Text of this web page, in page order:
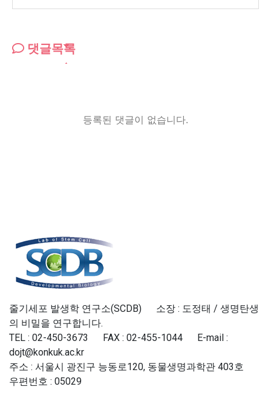
댓글목록
등록된 댓글이 없습니다.
줄기세포 발생학 연구소(SCDB) 소장 : 도정태 / 생명탄생
의 비밀을 연구합니다.
TEL : 02-450-3673 FAX : 02-455-1044 E-mail :
dojt@konkuk.ac.kr
주소 : 서울시 광진구 능동로120, 동물생명과학관 403호
우편번호 : 05029